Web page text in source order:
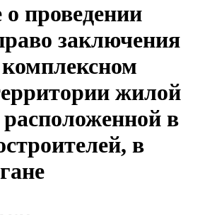
проведении
заключения
жилой
в
в